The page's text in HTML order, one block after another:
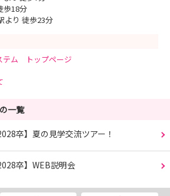
歩18分
より 徒歩23分
テム トップページ
一覧
卒】夏の見学交流ツアー！
卒】WEB説明会